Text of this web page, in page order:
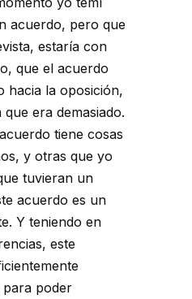
acuerdo, pero que
estaría con
que el acuerdo
hacia la oposición,
era demasiado.
tiene cosas
y otras que yo
tuvieran un
acuerdo es un
Y teniendo en
este
poder